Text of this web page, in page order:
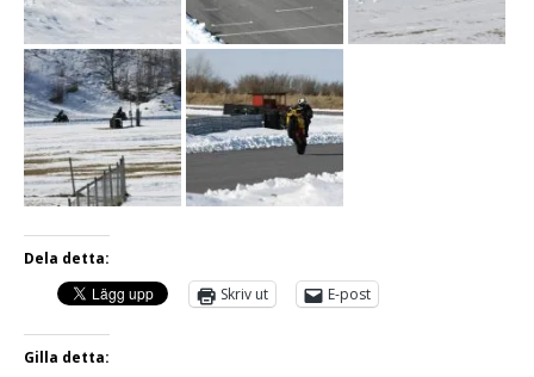
Dela detta:
Skriv ut
E-post
Gilla detta: